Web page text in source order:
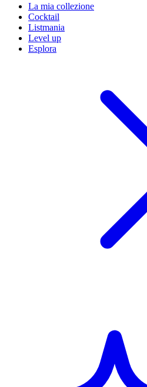
La mia collezione
Cocktail
Listmania
Level up
Esplora